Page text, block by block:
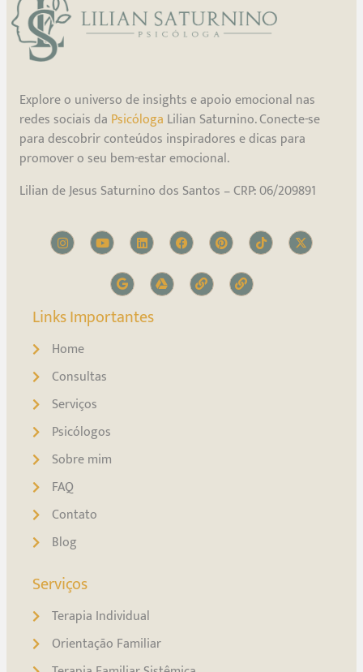
Explore o universo de insights e apoio emocional nas
redes sociais da Psicóloga Lilian Saturnino. Conecte-se
para descobrir conteúdos inspiradores e dicas para
promover o seu bem-estar emocional.
Lilian de Jesus Saturnino dos Santos – CRP: 06/209891
Links Importantes
Home
Consultas
Serviços
Psicólogos
Sobre mim
FAQ
Contato
Blog
Serviços
Terapia Individual
Orientação Familiar